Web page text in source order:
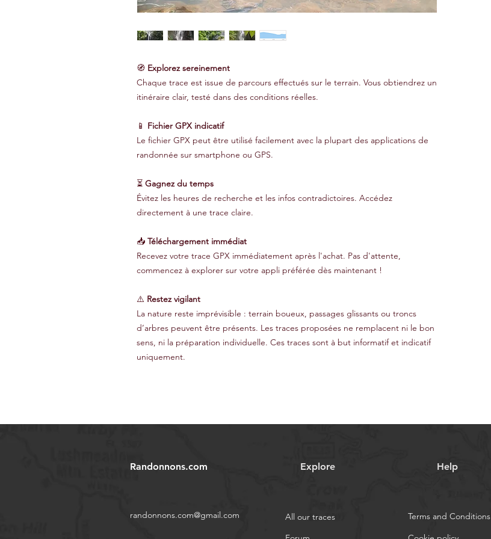
🧭 Explorez sereinement
Chaque trace est issue de parcours effectués sur le terrain. Vous obtiendrez un
itinéraire clair, testé dans des conditions réelles.
📱 Fichier GPX indicatif
Le fichier GPX peut être utilisé facilement avec la plupart des applications de
randonnée sur smartphone ou GPS.
⏳ Gagnez du temps
Évitez les heures de recherche et les infos contradictoires. Accédez
directement à une trace claire.
📥 Téléchargement immédiat
Recevez votre trace GPX immédiatement après l'achat. Pas d'attente,
commencez à explorer sur votre appli préférée dès maintenant !
⚠️ Restez vigilant
La nature reste imprévisible : terrain boueux, passages glissants ou troncs
d’arbres peuvent être présents. Les traces proposées ne remplacent ni le bon
sens, ni la préparation individuelle. Ces traces sont à but informatif et indicatif
uniquement.
Randonnons.com
randonnons.com@gmail.com
Explore
All our traces
Help
Terms and Conditions